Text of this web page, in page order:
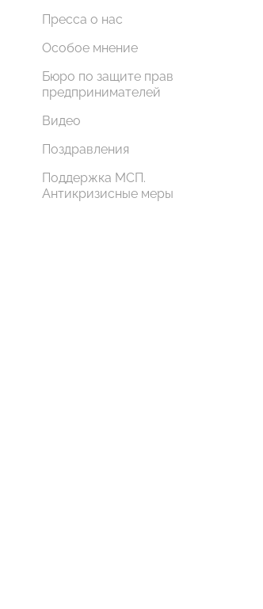
Пресса о нас
Особое мнение
Бюро по защите прав
предпринимателей
Видео
Поздравления
Поддержка МСП.
Антикризисные меры